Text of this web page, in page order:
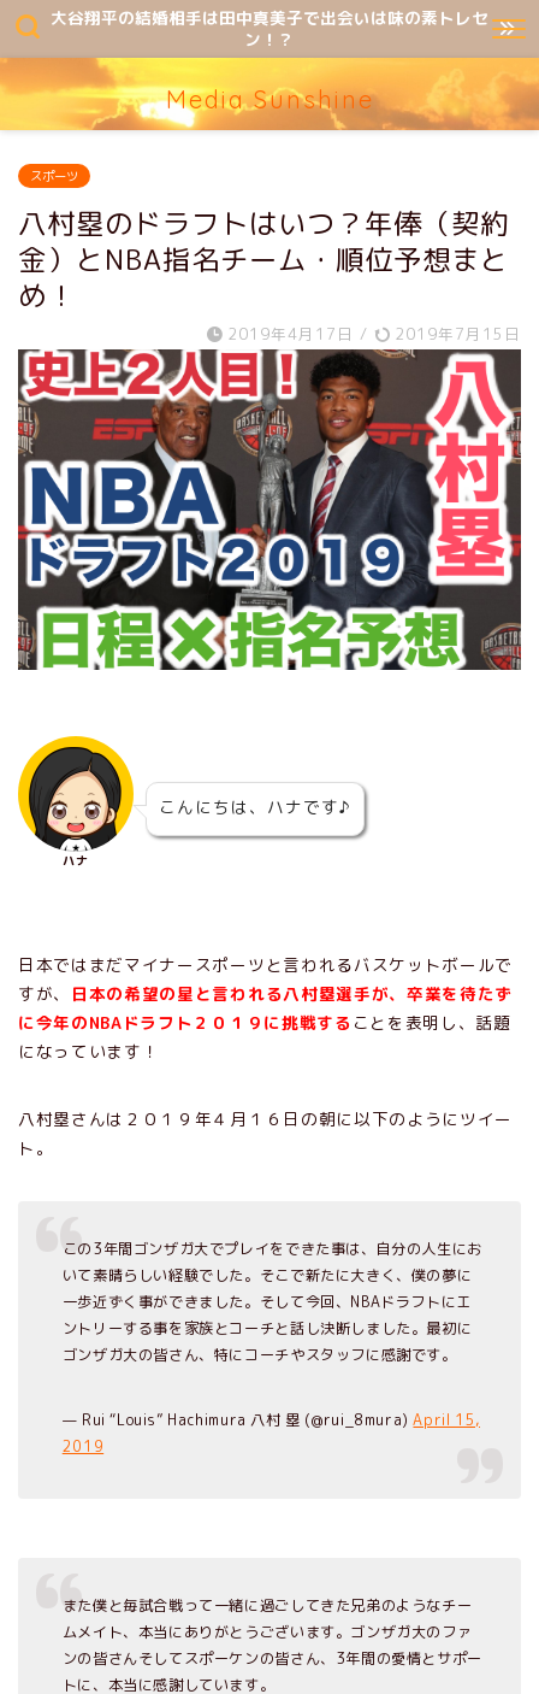
大谷翔平の結婚相手は田中真美子で出会いは味の素トレセ
ン！？
Media Sunshine
スポーツ
八村塁のドラフトはいつ？年俸（契約
金）とNBA指名チーム・順位予想まと
め！
2019年4月17日 / 2019年7月15日
ハナ
こんにちは、ハナです♪
日本ではまだマイナースポーツと言われるバスケットボールで
すが、
日本の希望の星と言われる八村塁選手が、卒業を待たず
に今年のNBAドラフト２０１９に挑戦する ことを表明し、話題
になっています！
八村塁さんは２０１９年４月１６日の朝に以下のようにツイー
ト。
この3年間ゴンザガ大でプレイをできた事は、自分の人生にお
いて素晴らしい経験でした。そこで新たに大きく、僕の夢に
一歩近ずく事ができました。そして今回、NBAドラフトにエ
ントリーする事を家族とコーチと話し決断しました。最初に
ゴンザガ大の皆さん、特にコーチやスタッフに感謝です。
— Rui “Louis” Hachimura 八村 塁 (@rui_8mura)April 15,
2019
また僕と毎試合戦って一緒に過ごしてきた兄弟のようなチー
ムメイト、本当にありがとうございます。ゴンザガ大のファ
ンの皆さんそしてスポーケンの皆さん、3年間の愛情とサポー
トに、本当に感謝しています。